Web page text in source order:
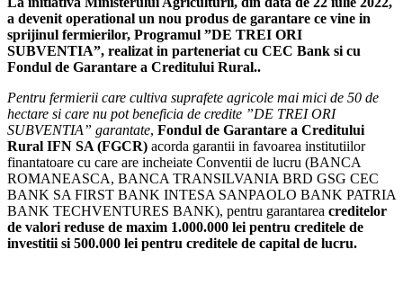
a devenit operational un nou produs de garantare ce vine in
sprijinul fermierilor, Programul ”DE TREI ORI
SUBVENTIA”, realizat in parteneriat cu CEC Bank si cu
Fondul de Garantare a Creditului Rural..
Pentru fermierii care cultiva suprafete agricole mai mici de 50 de
hectare si care nu pot beneficia de credite ”DE TREI ORI
SUBVENTIA” garantate, Fondul de Garantare a Creditului
Rural IFN SA (FGCR) acorda garantii in favoarea institutiilor
finantatoare cu care are incheiate Conventii de lucru (BANCA
ROMANEASCA, BANCA TRANSILVANIA BRD GSG CEC
BANK SA FIRST BANK INTESA SANPAOLO BANK PATRIA
BANK TECHVENTURES BANK), pentru garantarea creditelor
de valori reduse de maxim 1.000.000 lei pentru creditele de
investitii si 500.000 lei pentru creditele de capital de lucru.